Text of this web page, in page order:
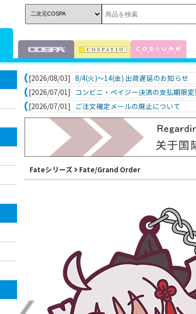
[2026/08/03] 8/4(火)～14(金) 出荷遅延のお知らせ
[2026/07/01]
コンビニ・ペイジー決済の支払期限
[2026/07/01]
ご注文確定メールの廃止について
Fateシリーズ Fate/Grand Order